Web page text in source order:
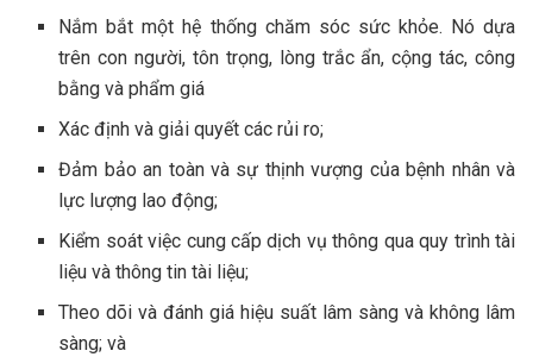
Nắm bắt một hệ thống chăm sóc sức khỏe. Nó dựa
trên con người, tôn trọng, lòng trắc ẩn, cộng tác, công
bằng và phẩm giá
Xác định và giải quyết các rủi ro;
Đảm bảo an toàn và sự thịnh vượng của bệnh nhân và
lực lượng lao động;
Kiểm soát việc cung cấp dịch vụ thông qua quy trình tài
liệu và thông tin tài liệu;
Theo dõi và đánh giá hiệu suất lâm sàng và không lâm
sàng; và